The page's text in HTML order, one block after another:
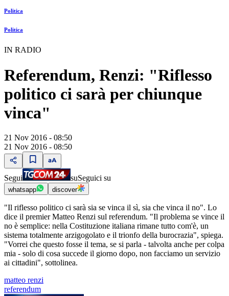
Politica
Politica
IN RADIO
Referendum, Renzi: "Riflesso
politico ci sarà per chiunque
vinca"
21 Nov 2016 - 08:50
21 Nov 2016 - 08:50
Segui suSeguici su
whatsapp discover
"Il riflesso politico ci sarà sia se vinca il sì, sia che vinca il no". Lo
dice il premier Matteo Renzi sul referendum. "Il problema se vince il
no è semplice: nella Costituzione italiana rimane tutto com'è, un
sistema totalmente arzigogolato e il trionfo della burocrazia", spiega.
"Vorrei che questo fosse il tema, se si parla - talvolta anche per colpa
mia - solo di cosa succede il giorno dopo, non facciamo un servizio
ai cittadini", sottolinea.
matteo renzi
referendum